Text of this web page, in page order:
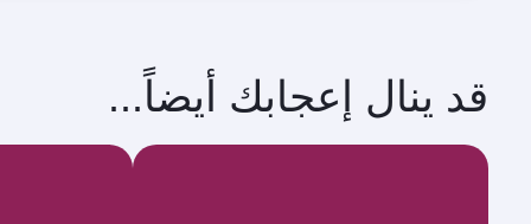
قد ينال إعجابك أيضاً...